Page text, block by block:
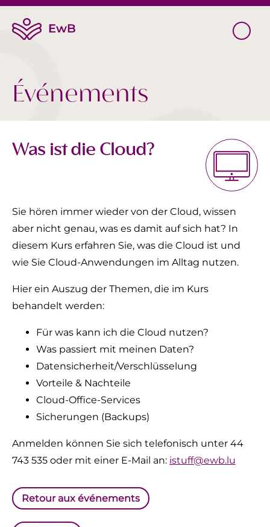
Événements
Was ist die Cloud?
Sie hören immer wieder von der Cloud, wissen
aber nicht genau, was es damit auf sich hat? In
diesem Kurs erfahren Sie, was die Cloud ist und
wie Sie Cloud-Anwendungen im Alltag nutzen.
Hier ein Auszug der Themen, die im Kurs
behandelt werden:
Für was kann ich die Cloud nutzen?
Was passiert mit meinen Daten?
Datensicherheit/Verschlüsselung
Vorteile & Nachteile
Cloud-Office-Services
Sicherungen (Backups)
Anmelden können Sie sich telefonisch unter 44
743 535 oder mit einer E-Mail an: istuff@ewb.lu
Retour aux événements